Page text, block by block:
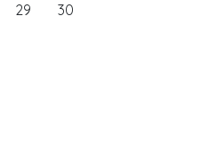
29
30